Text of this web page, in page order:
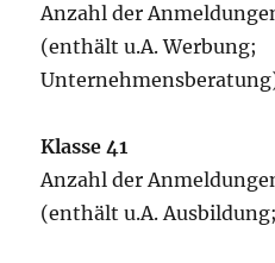
Anzahl der
(enthält u.A. Werbung;
Klasse 41
Anzahl der
(enthält u.A.